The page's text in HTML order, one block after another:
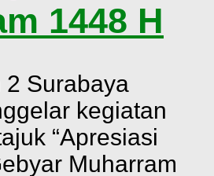
1448 H
Surabaya
kegiatan
“Apresiasi
Muharram